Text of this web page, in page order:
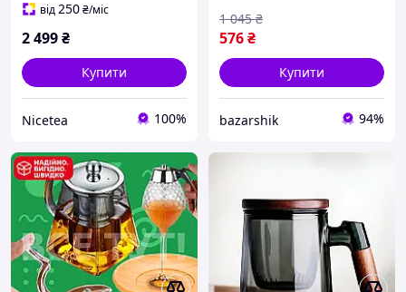
від250₴/міс
2 499₴
Купити
Nicetea 100%
576₴
1 045 ₴
Купити
bazarshik 94%